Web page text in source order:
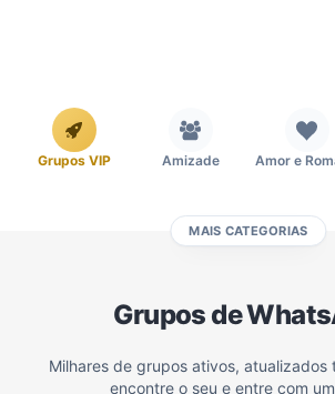
Grupos VIP Amizade
MAIS CATEGORIAS
Grupos de
Milhares de grupos ativos,
encontre o seu e entre com